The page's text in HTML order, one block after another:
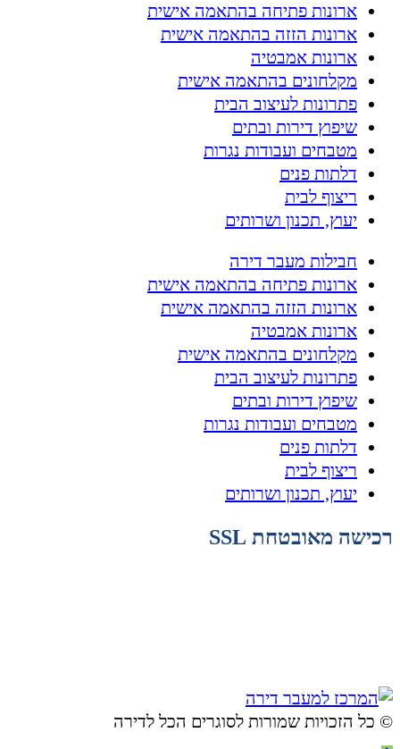
ארונות פתיחה בהתאמה אישית
ארונות הזזה בהתאמה אישית
ארונות אמבטיה
מקלחונים בהתאמה אישית
פתרונות לעיצוב הבית
שיפוץ דירות ובתים
מטבחים ועבודות נגרות
דלתות פנים
ריצוף לבית
יעוץ, תכנון ושרותים
חבילות מעבר דירה
ארונות פתיחה בהתאמה אישית
ארונות הזזה בהתאמה אישית
ארונות אמבטיה
מקלחונים בהתאמה אישית
פתרונות לעיצוב הבית
שיפוץ דירות ובתים
מטבחים ועבודות נגרות
דלתות פנים
ריצוף לבית
יעוץ, תכנון ושרותים
רכישה מאובטחת SSL
© ​כל הזכויות שמורות לסוגרים הכל לדירה